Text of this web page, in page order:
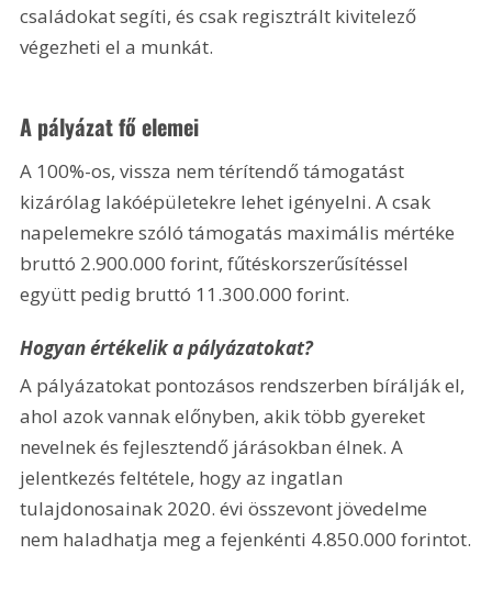
családokat segíti, és csak regisztrált kivitelező
végezheti el a munkát.
A pályázat fő elemei
A 100%-os, vissza nem térítendő támogatást
kizárólag lakóépületekre lehet igényelni. A csak
napelemekre szóló támogatás maximális mértéke
bruttó 2.900.000 forint, fűtéskorszerűsítéssel
együtt pedig bruttó 11.300.000 forint.
Hogyan értékelik a pályázatokat?
A pályázatokat pontozásos rendszerben bírálják el,
ahol azok vannak előnyben, akik több gyereket
nevelnek és fejlesztendő járásokban élnek. A
jelentkezés feltétele, hogy az ingatlan
tulajdonosainak 2020. évi összevont jövedelme
nem haladhatja meg a fejenkénti 4.850.000 forintot.